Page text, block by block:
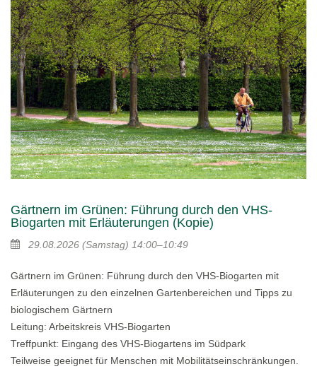
Gärtnern im Grünen: Führung durch den VHS-
Biogarten mit Erläuterungen (Kopie)
29.08.2026 (Samstag) 14:00–10:49
Gärtnern im Grünen: Führung durch den VHS-Biogarten mit
Erläuterungen zu den einzelnen Gartenbereichen und Tipps zu
biologischem Gärtnern
Leitung: Arbeitskreis VHS-Biogarten
Treffpunkt: Eingang des VHS-Biogartens im Südpark
Teilweise geeignet für Menschen mit Mobilitätseinschränkungen.